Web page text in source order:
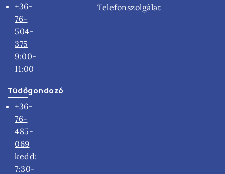
+36-
76-
504-
375
9:00-
11:00
Tüdőgondozó
+36-
76-
485-
069
kedd:
7:30-
Telefonszolgálat